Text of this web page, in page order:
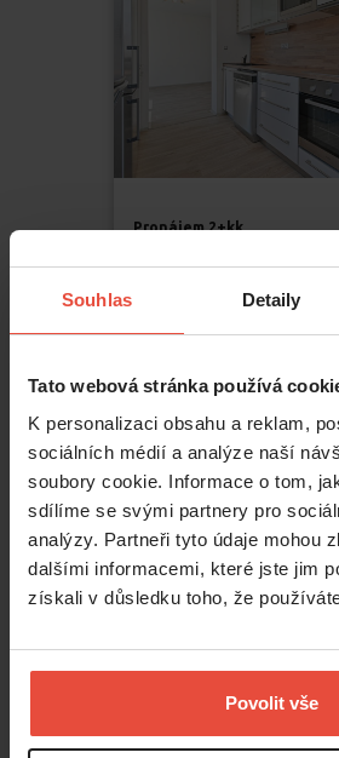
Souhlas Detaily
Tato webová stránka používá
K personalizaci obsahu a reklam,
sociálních médií a analýze naší
soubory cookie. Informace o tom,
sdílíme se svými partnery pro
analýzy. Partneři tyto údaje mohou
dalšími informacemi, které jste jim
získali v důsledku toho, že
Povolit vše
Pronájem2+kk
21 500 Kč
47m
Pronájem2+kk